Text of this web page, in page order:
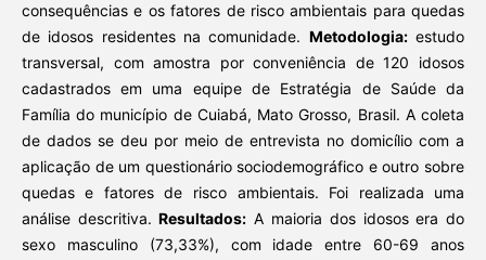
consequências e os fatores de risco ambientais para quedas
de idosos residentes na comunidade. Metodologia:estudo
transversal, com amostra por conveniência de 120 idosos
cadastrados em uma equipe de Estratégia de Saúde da
Família do município de Cuiabá, Mato Grosso, Brasil. A coleta
de dados se deu por meio de entrevista no domicílio com a
aplicação de um questionário sociodemográfico e outro sobre
quedas e fatores de risco ambientais. Foi realizada uma
análise descritiva.Resultados: A maioria dos idosos era do
sexo masculino (73,33%), com idade entre 60-69 anos